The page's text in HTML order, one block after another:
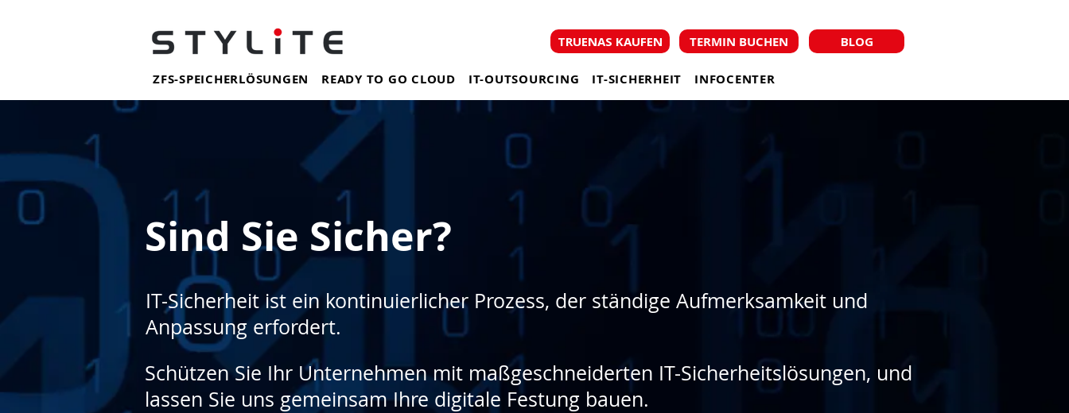
TRUENAS KAUFEN TERMIN BUCHEN BLOG
ZFS-SPEICHERLÖSUNGEN READY TO GO CLOUD IT-OUTSOURCING IT-SICHERHEIT INFOCENTER
Sind Sie Sicher?
IT-Sicherheit ist ein kontinuierlicher Prozess, der ständige Aufmerksamkeit und
Anpassung erfordert.​​
Schützen Sie Ihr Unternehmen mit maßgeschneiderten IT-Sicherheitslösungen, und
lassen Sie uns gemeinsam Ihre digitale Festung bauen.